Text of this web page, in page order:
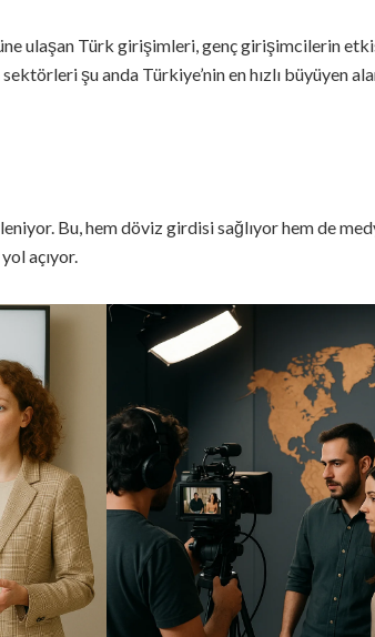
ulaşan Türk girişimleri, genç girişimcilerin
şu anda Türkiye’nin en hızlı büyüyen
Bu, hem döviz girdisi sağlıyor hem de
açıyor.